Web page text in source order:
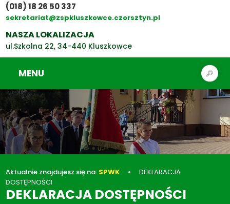
(018) 18 26 50 337
sekretariat@zspkluszkowce.czorsztyn.pl
NASZA LOKALIZACJA
ul.Szkolna 22, 34-440 Kluszkowce
Aktualnie znajdujesz się na: SPWK
DEKLARACJA
DOSTĘPNOŚCI
DEKLARACJA DOSTĘPNOŚCI
MENU